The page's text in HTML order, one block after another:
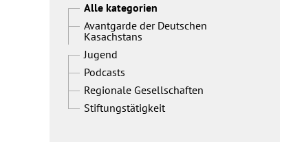
Alle kategorien
Avantgarde der Deutschen
Kasachstans
Jugend
Podcasts
Regionale Gesellschaften
Stiftungstätigkeit